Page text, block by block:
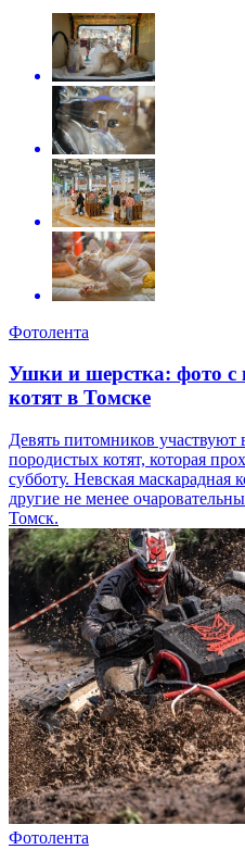
Фотолента
Ушки и шерстка: фото с
котят в Томске
Девять питомников участвуют
породистых котят, которая
субботу. Невская
другие не менее
Томск.
Фотолента